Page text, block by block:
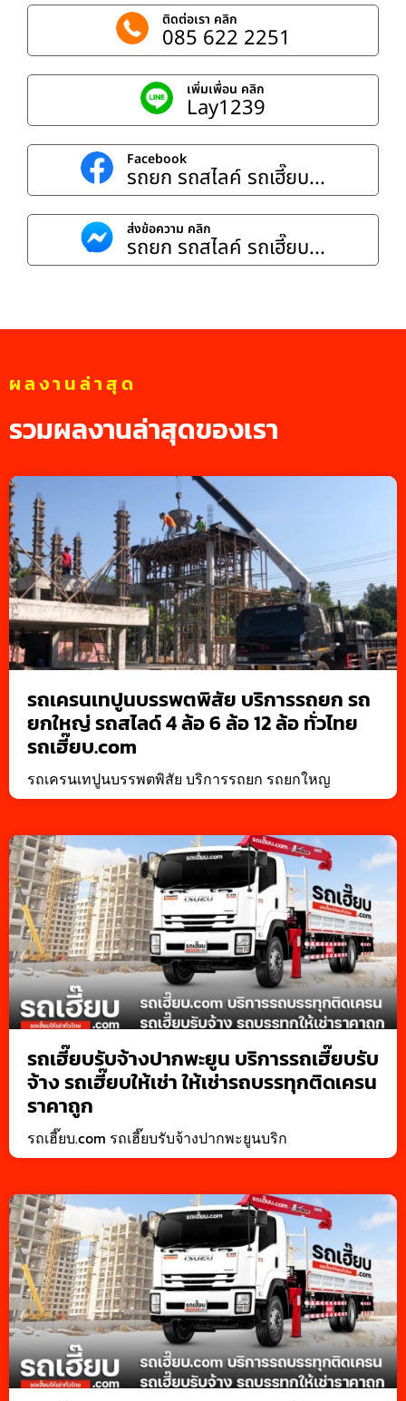
ติดต่อเรา คลิก
085 622 2251
เพิ่มเพื่อน คลิก
Lay1239
Facebook
รถยก รถสไลค์ รถเฮี๊ยบ...
ส่งข้อความ คลิก
รถยก รถสไลค์ รถเฮี๊ยบ...
ผลงานล่าสุด
รวมผลงานล่าสุดของเรา
รถเครนเทปูนบรรพตพิสัย บริการรถยก รถ
ยกใหญ่ รถสไลด์ 4 ล้อ 6 ล้อ 12 ล้อ ทั่วไทย
รถเฮี๊ยบ.com
รถเครนเทปูนบรรพตพิสัย บริการรถยก รถยกใหญ
รถเฮี๊ยบรับจ้างปากพะยูน บริการรถเฮี๊ยบรับ
จ้าง รถเฮี๊ยบให้เช่า ให้เช่ารถบรรทุกติดเครน
ราคาถูก
รถเฮี๊ยบ.com รถเฮี๊ยบรับจ้างปากพะยูนบริก